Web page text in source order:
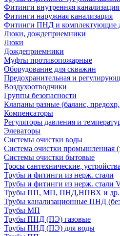
Фитинги внутренняя
Фитинги наружная канализация
Фитинги ПНД и комплектующие
Люки, дождеприемники
Люки
Дождеприемники
Муфты противопожарные
Оборудование для скважин
Предохранительная и
Воздухоотводчики
Группы безопасности
Клапаны разные (баланс,
Компенсаторы
Регуляторы давления и
Элеваторы
Системы очистки воды
Система очистки промышленная
Системы очистки бытовые
Тросы сантехнические,
Трубы и фитинги из нерж. стали
Трубы и фитинги из нерж. стали
Трубы ПП, МП, ПНД,НПВХ и др.
Трубы канализационные ПНД
Трубы МП
Трубы ПНД (ПЭ) газовые
Трубы ПНД (ПЭ) для воды